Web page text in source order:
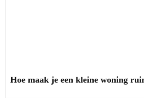
Hoe maak je een kleine woning